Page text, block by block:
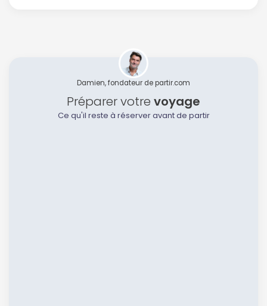
Damien, fondateur de partir.com
Préparer votre voyage
Ce qu'il reste à réserver avant de partir